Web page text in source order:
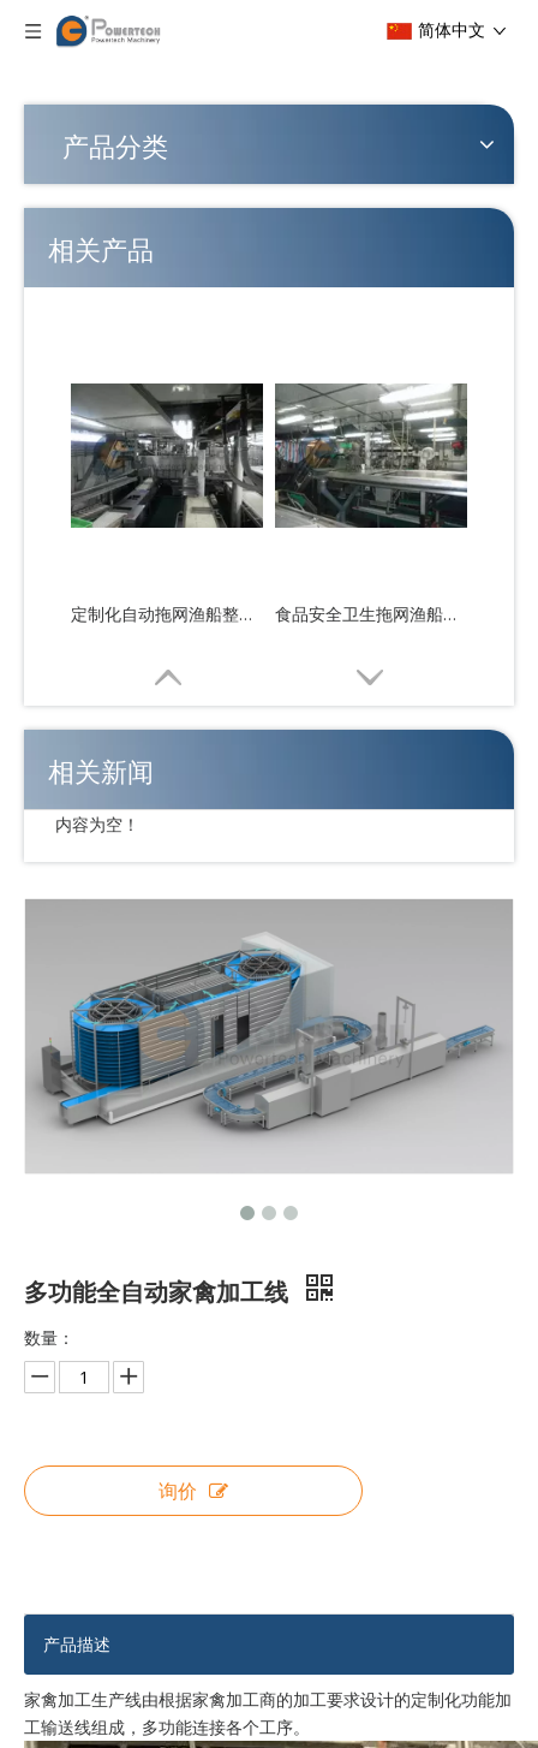
简体中文
产品分类
相关产品
定制化自动拖网渔船整体解决方案 食品安全卫生拖网渔船整体解决方案
工业食品级拖网渔船整体解决方案
维护方便的鲶鱼自动加工线 最低运营成本的鲶鱼自动加工线
相关新闻
内容为空！
多功能全自动家禽加工线
数量：
询价
产品描述
家禽加工生产线由根据家禽加工商的加工要求设计的定制化功能加
工输送线组成，多功能连接各个工序。